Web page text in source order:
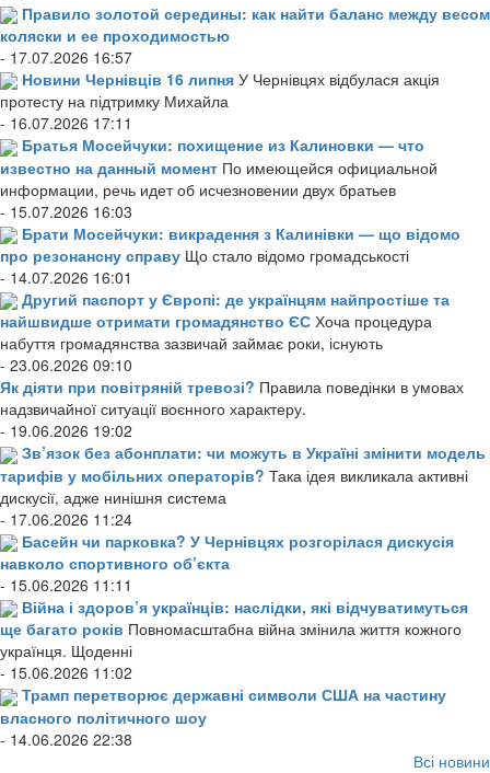
Правило золотой середины: как найти баланс между весом
коляски и ее проходимостью
- 17.07.2026 16:57
Новини Чернівців 16 липня У Чернівцях відбулася акція
протесту на підтримку Михайла
- 16.07.2026 17:11
Братья Мосейчуки: похищение из Калиновки — что
известно на данный момент По имеющейся официальной
информации, речь идет об исчезновении двух братьев
- 15.07.2026 16:03
Брати Мосейчуки: викрадення з Калинівки — що відомо
про резонансну справу Що стало відомо громадськості
- 14.07.2026 16:01
Другий паспорт у Європі: де українцям найпростіше та
найшвидше отримати громадянство ЄС Хоча процедура
набуття громадянства зазвичай займає роки, існують
- 23.06.2026 09:10
Як діяти при повітряній тревозі? Правила поведінки в умовах
надзвичайної ситуації воєнного характеру.
- 19.06.2026 19:02
Зв’язок без абонплати: чи можуть в Україні змінити модель
тарифів у мобільних операторів? Така ідея викликала активні
дискусії, адже нинішня система
- 17.06.2026 11:24
Басейн чи парковка? У Чернівцях розгорілася дискусія
навколо спортивного об’єкта
- 15.06.2026 11:11
Війна і здоров’я українців: наслідки, які відчуватимуться
ще багато років Повномасштабна війна змінила життя кожного
українця. Щоденні
- 15.06.2026 11:02
Трамп перетворює державні символи США на частину
власного політичного шоу
- 14.06.2026 22:38
Всі новини